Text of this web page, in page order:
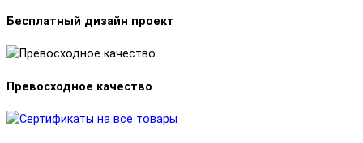
Бесплатный дизайн проект
Превосходное качество